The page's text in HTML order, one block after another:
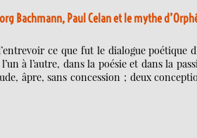
Bachmann, Paul Celan et le mythe
ce que fut le dialogue poétique
à l’autre, dans la poésie et dans la
âpre, sans concession ; deux